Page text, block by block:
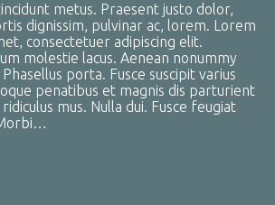
metus. Praesent justo dolor,
dignissim, pulvinar ac, lorem. Lorem
consectetuer adipiscing elit.
molestie lacus. Aenean nonummy
porta. Fusce suscipit varius
penatibus et magnis dis parturient
mus. Nulla dui. Fusce feugiat